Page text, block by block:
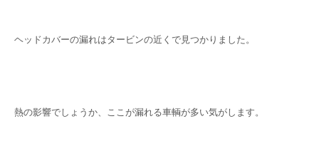
ヘッドカバーの漏れはタービンの近くで見つかりました。
熱の影響でしょうか、ここが漏れる車輌が多い気がします。